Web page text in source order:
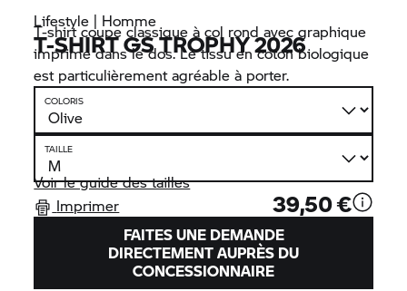
Lifestyle | Homme
T-SHIRT GS TROPHY 2026
T-shirt coupe classique à col rond avec graphique
imprimé dans le dos. Le tissu en coton biologique
est particulièrement agréable à porter.
COLORIS
TAILLE
Voir le guide des tailles
Imprimer
39,50 €
FAITES UNE DEMANDE
DIRECTEMENT AUPRÈS DU
CONCESSIONNAIRE